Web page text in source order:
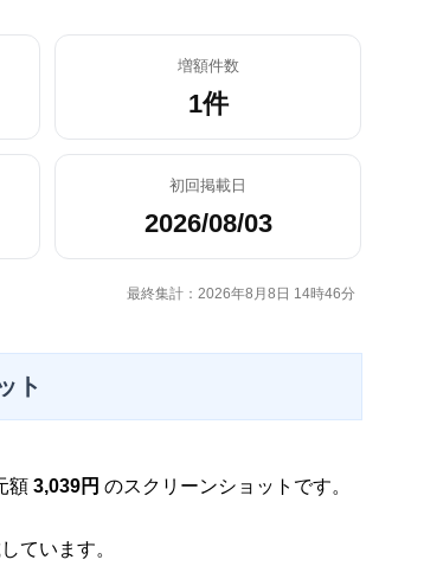
増額件数
1件
初回掲載日
2026/08/03
最終集計：2026年8月8日 14時46分
ト
額 3,039円 のスクリーンショットです。
ています。